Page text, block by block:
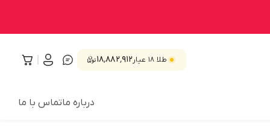
طلا ۱۸ عیار ۱۸٬۸۸۲٬۹۱۲
درباره ماتماس با ما